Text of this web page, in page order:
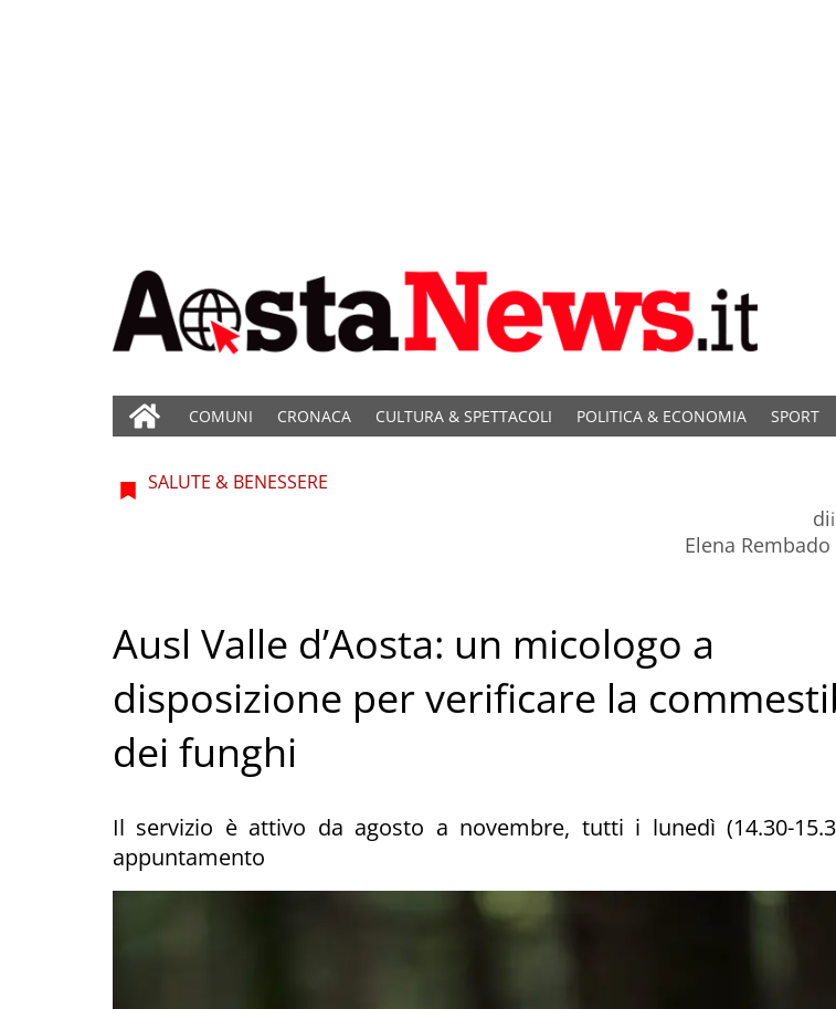
COMUNI CRONACA CULTURA & SPETTACOLI POLITICA & ECONOMIA SPORT
SALUTE & BENESSERE
di
Elena Rembado
Ausl Valle d’Aosta: un micologo a
disposizione per verificare la
dei funghi
Il servizio è attivo da agosto a novembre, tutti i lunedì (14.30-
appuntamento